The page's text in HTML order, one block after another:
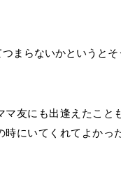
まらないかというとそ
マ友にも出逢えたこと
時にいてくれてよかっ